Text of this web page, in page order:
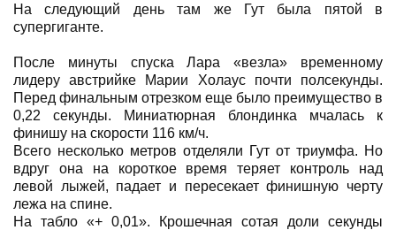
На следующий день там же Гут была пятой в
супергиганте.
После минуты спуска Лара «везла» временному
лидеру австрийке Марии Холаус почти полсекунды.
Перед финальным отрезком еще было преимущество в
0,22 секунды. Миниатюрная блондинка мчалась к
финишу на скорости 116 км/ч.
Всего несколько метров отделяли Гут от триумфа. Но
вдруг она на короткое время теряет контроль над
левой лыжей, падает и пересекает финишную черту
лежа на спине.
На табло «+ 0,01». Крошечная сотая доли секунды